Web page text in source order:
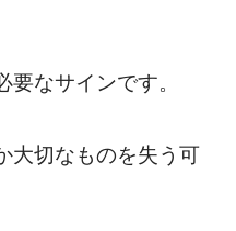
なサインです。
大切なものを失う可